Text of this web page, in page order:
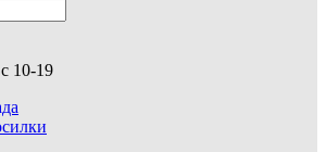
10-19